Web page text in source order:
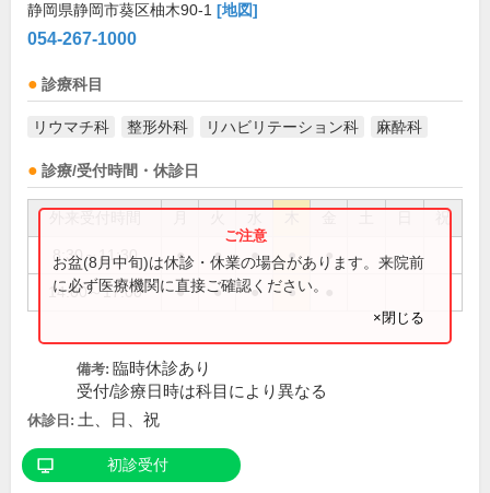
静岡県静岡市葵区柚木90-1 [地図]
054-267-1000
診療科目
リウマチ科 整形外科 リハビリテーション科 麻酔科
診療/受付時間・休診日
祝
8:30～11:30 ● ● ● ● ●
14:00～17:00 ● ● ● ●
お盆(8月中旬)は休診・休業の場合があります。来院前
に必ず医療機関に直接ご確認ください。
×閉じる
備考: 臨時休診あり
受付/診療日時は科目により異なる
休診日: 土、日、祝
初診受付